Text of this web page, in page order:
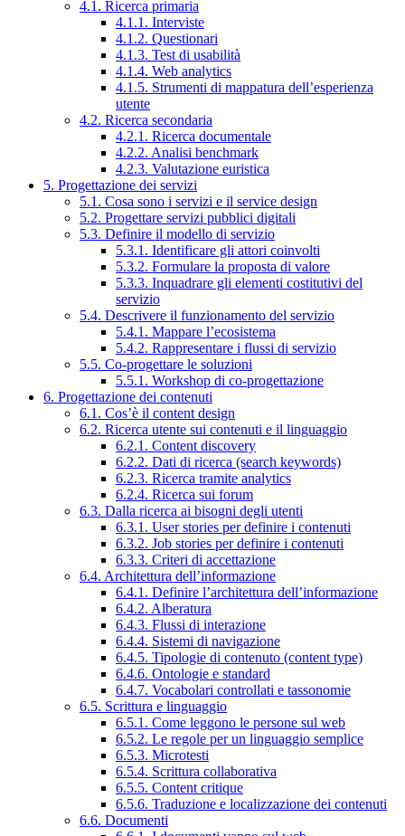
4.1. Ricerca primaria
4.1.1. Interviste
4.1.2. Questionari
4.1.3. Test di usabilità
4.1.4. Web analytics
4.1.5. Strumenti di mappatura dell’esperienza
utente
4.2. Ricerca secondaria
4.2.1. Ricerca documentale
4.2.2. Analisi benchmark
4.2.3. Valutazione euristica
5. Progettazione dei servizi
5.1. Cosa sono i servizi e il service design
5.2. Progettare servizi pubblici digitali
5.3. Definire il modello di servizio
5.3.1. Identificare gli attori coinvolti
5.3.2. Formulare la proposta di valore
5.3.3. Inquadrare gli elementi costitutivi del
servizio
5.4. Descrivere il funzionamento del servizio
5.4.1. Mappare l’ecosistema
5.4.2. Rappresentare i flussi di servizio
5.5. Co-progettare le soluzioni
5.5.1. Workshop di co-progettazione
6. Progettazione dei contenuti
6.1. Cos’è il content design
6.2. Ricerca utente sui contenuti e il linguaggio
6.2.1. Content discovery
6.2.2. Dati di ricerca (search keywords)
6.2.3. Ricerca tramite analytics
6.2.4. Ricerca sui forum
6.3. Dalla ricerca ai bisogni degli utenti
6.3.1. User stories per definire i contenuti
6.3.2. Job stories per definire i contenuti
6.3.3. Criteri di accettazione
6.4. Architettura dell’informazione
6.4.1. Definire l’architettura dell’informazione
6.4.2. Alberatura
6.4.3. Flussi di interazione
6.4.4. Sistemi di navigazione
6.4.5. Tipologie di contenuto (content type)
6.4.6. Ontologie e standard
6.4.7. Vocabolari controllati e tassonomie
6.5. Scrittura e linguaggio
6.5.1. Come leggono le persone sul web
6.5.2. Le regole per un linguaggio semplice
6.5.3. Microtesti
6.5.4. Scrittura collaborativa
6.5.5. Content critique
6.5.6. Traduzione e localizzazione dei contenuti
6.6. Documenti